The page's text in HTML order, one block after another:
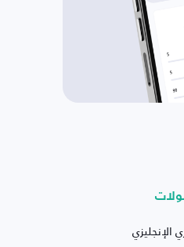
الإنجليزي